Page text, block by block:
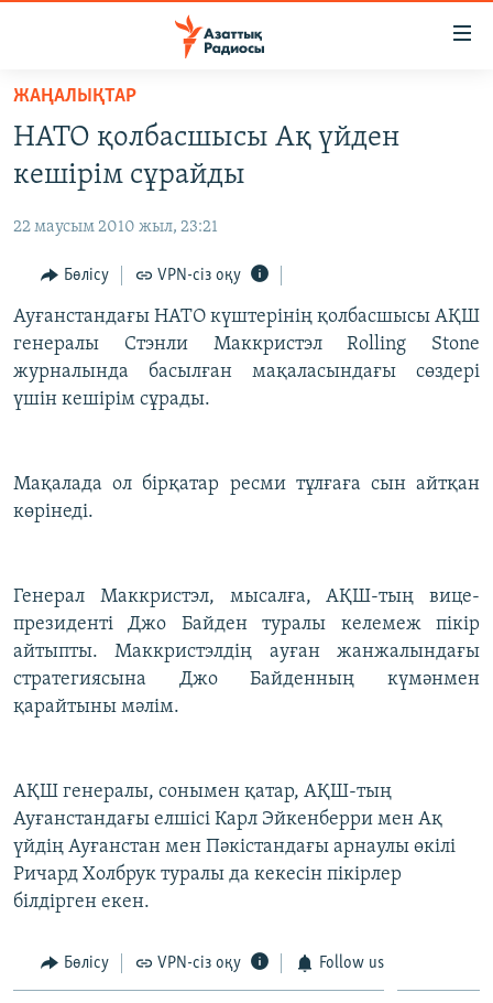
Skip
main
content
to
Navigation
Skip
to
Search
AZATTYQTV
ҚАҢТАР ОҚИҒАСЫ
АДАМ ҚҰҚЫҚТАРЫ
ӘЛЕУМЕТ
ӘЛЕМ
АРНАЙЫ ЖОБАЛАР
ЖАЗЫЛЫҢЫЗ
Басқа тілдерде
ЖАҢАЛЫҚТАР
НАТО қолбасшысы Ақ үйден
кешірім сұрайды
22 маусым 2010 жыл, 23:21
Бөлісу VPN-сіз оқу
Ауғанстандағы НАТО күштерінің қолбасшысы АҚШ
генералы Стэнли Маккристэл Rolling Stone
журналында басылған мақаласындағы сөздері
үшін кешірім сұрады.
Мақалада ол бірқатар ресми тұлғаға сын айтқан
көрінеді.
Генерал Маккристэл, мысалға, АҚШ-тың вице-
президенті Джо Байден туралы келемеж пікір
айтыпты. Маккристэлдің ауған жанжалындағы
стратегиясына Джо Байденның күмәнмен
қарайтыны мәлім.
АҚШ генералы, сонымен қатар, АҚШ-тың
Ауғанстандағы елшісі Карл Эйкенберри мен Ақ
үйдің Ауғанстан мен Пәкістандағы арнаулы өкілі
Ричард Холбрук туралы да кекесін пікірлер
білдірген екен.
Бөлісу VPN-сіз оқу Follow us